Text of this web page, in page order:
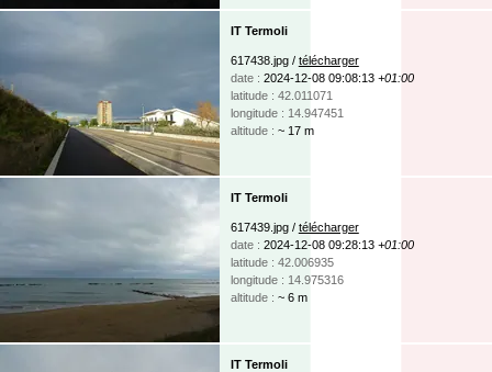
IT Termoli
617438.jpg / télécharger
date : 2024-12-08 09:08:13 +01:00
latitude : 42.011071
longitude : 14.947451
altitude : ~ 17 m
IT Termoli
617439.jpg / télécharger
date : 2024-12-08 09:28:13 +01:00
latitude : 42.006935
longitude : 14.975316
altitude : ~ 6 m
IT Termoli